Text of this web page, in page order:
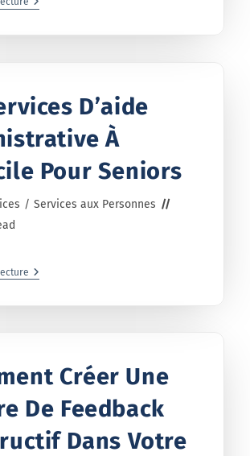
D’aide
À
Pour Seniors
/ Services aux Personnes
Créer Une
De Feedback
Dans Votre